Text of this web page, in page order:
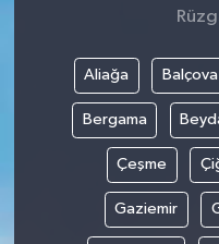
Aliağa Balçova
Bergama
Çeşme
Gaziemir